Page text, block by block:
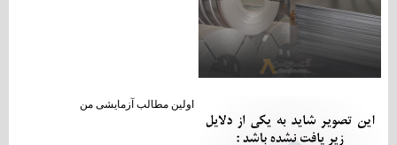
اولین مطالب آزمایشی من